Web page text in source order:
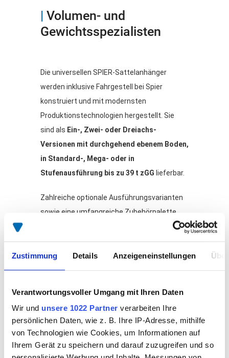
Zustimmung Details Anzeigeneinstellungen
Verantwortungsvoller Umgang mit Ihren Daten
Wir und unsere 1022 Partner verarbeiten Ihre
persönlichen Daten, wie z. B. Ihre IP-Adresse, mithilfe
von Technologien wie Cookies, um Informationen auf
Ihrem Gerät zu speichern und darauf zuzugreifen und so
| Volumen- und
Gewichtsspezialisten
Die universellen SPIER-Sattelanhänger
werden inklusive Fahrgestell bei Spier
konstruiert und mit modernsten
Produktionstechnologien hergestellt. Sie
sind als Ein-, Zwei- oder Dreiachs-
Versionen mit durchgehend ebenem Boden,
in Standard-, Mega- oder in
Stufenausführung bis zu 39 t zGG lieferbar.
Zahlreiche optionale Ausführungsvarianten
sowie eine umfangreiche Zubehörpalette
ermöglichen es, die individuell gestalteten
Transportaufgaben sicher und zuverlässig
zu bewältigen. SPIER-Sattelanhänger sind
für langfristigen Einsatzkonzipiert und
jeweiligen Bestimmungsorte.
SPIER Sattelauflieger sind als1-Achs-, 2-
Achs-und 3-Achsaufliegererhältlich...